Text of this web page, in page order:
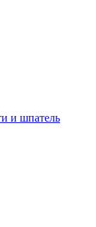
и шпатель